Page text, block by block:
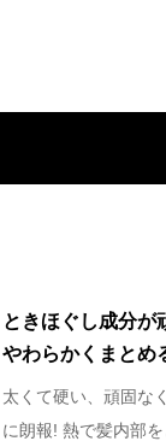
ときほぐし成分が
やわらかくまとめ
太くて硬い、頑固な
に朗報! 熱で髪内部